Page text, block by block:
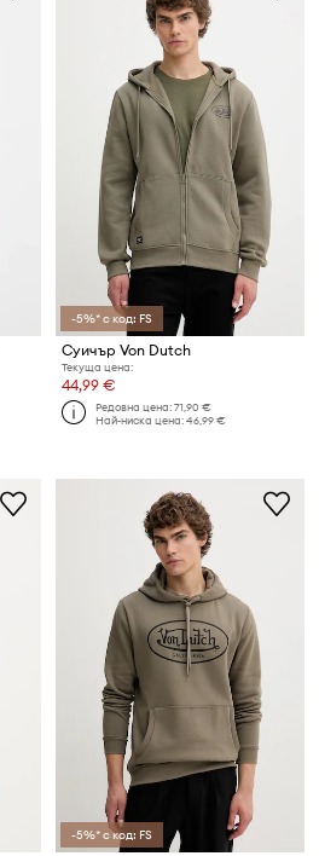
-5%* с код: FS
Суичър Von Dutch
Текуща цена:
44,99 €
Редовна цена:71,90 €
Най-ниска цена:46,99 €
-5%* с код: FS